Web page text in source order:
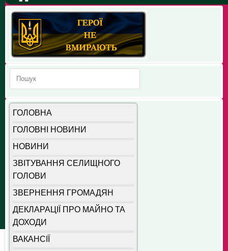
ГОЛОВНА
ГОЛОВНІ НОВИНИ
НОВИНИ
ЗВІТУВАННЯ СЕЛИЩНОГО
ГОЛОВИ
ЗВЕРНЕННЯ ГРОМАДЯН
ДЕКЛАРАЦІЇ ПРО МАЙНО ТА
ДОХОДИ
ВАКАНСІЇ